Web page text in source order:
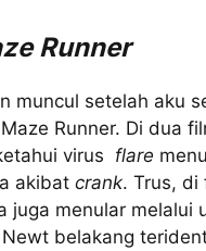
Runner
muncul setelah aku
Runner. Di dua
virus flare
akibat crank. Trus, di
juga menular melalui
belakang